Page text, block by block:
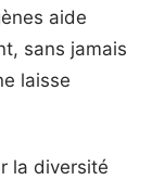
aide
sans jamais
laisse
la diversité